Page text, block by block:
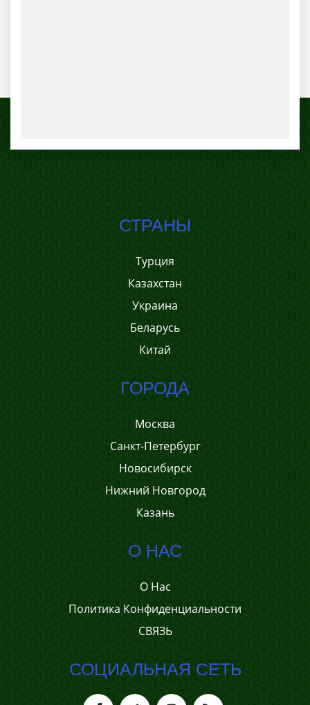
СТРАНЫ
Турция
Казахстан
Украина
Беларусь
Китай
ГОРОДА
Москва
Санкт-Петербург
Новосибирск
Нижний Новгород
Казань
О НАС
О Нас
Политика Конфиденциальности
СВЯЗЬ
СОЦИАЛЬНАЯ СЕТЬ